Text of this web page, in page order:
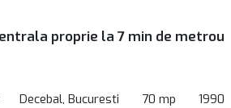
proprie la 7 min de metrou
Decebal, Bucuresti 70 mp 1990